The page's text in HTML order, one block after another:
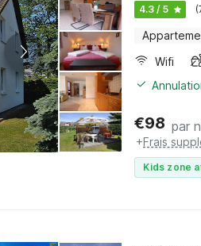
4.3 / 5
Wifi
€98 par
+Frais
Kids zone